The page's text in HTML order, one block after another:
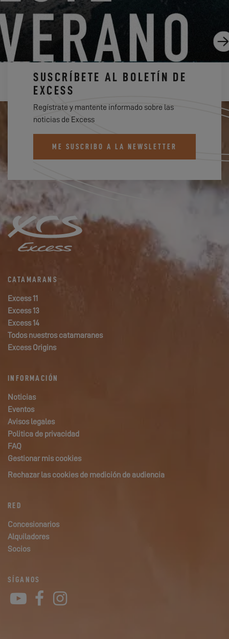
SUSCRÍBETE AL BOLETÍN DE
EXCESS
Regístrate y mantente informado sobre las
noticias de Excess
ME SUSCRIBO A LA NEWSLETTER
CATAMARANS
Excess 11
Excess 13
Excess 14
Todos nuestros catamaranes
Excess Origins
INFORMACIÓN
Noticias
Eventos
Avisos legales
Politica de privacidad
FAQ
Gestionar mis cookies
Rechazar las cookies de medición de audiencia
RED
Concesionarios
Alquiladores
Socios
SÍGANOS
YouTube
Facebook
Instagram